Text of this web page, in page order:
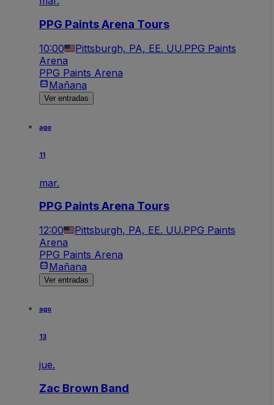
PPG Paints Arena Tours
10:00 Pittsburgh, PA, EE. UU.PPG Paints
Arena
PPG Paints Arena
Mañana
Ver entradas
ago
11
mar.
PPG Paints Arena Tours
12:00 Pittsburgh, PA, EE. UU.PPG Paints
Arena
PPG Paints Arena
Mañana
Ver entradas
ago
13
jue.
Zac Brown Band